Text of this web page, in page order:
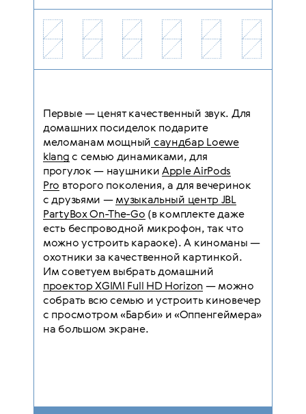
Первые — ценят качественный звук. Для
домашних посиделок подарите
меломанам мощный саундбар Loewe
klang с семью динамиками, для
прогулок — наушники Apple AirPods
Pro второго поколения, а для вечеринок
с друзьями — музыкальный центр JBL
PartyBox On-The-Go (в комплекте даже
есть беспроводной микрофон, так что
можно устроить караоке). А киноманы —
охотники за качественной картинкой.
Им советуем выбрать домашний
проектор XGIMI Full HD Horizon — можно
собрать всю семью и устроить киновечер
с просмотром «Барби» и «Оппенгеймера»
на большом экране.